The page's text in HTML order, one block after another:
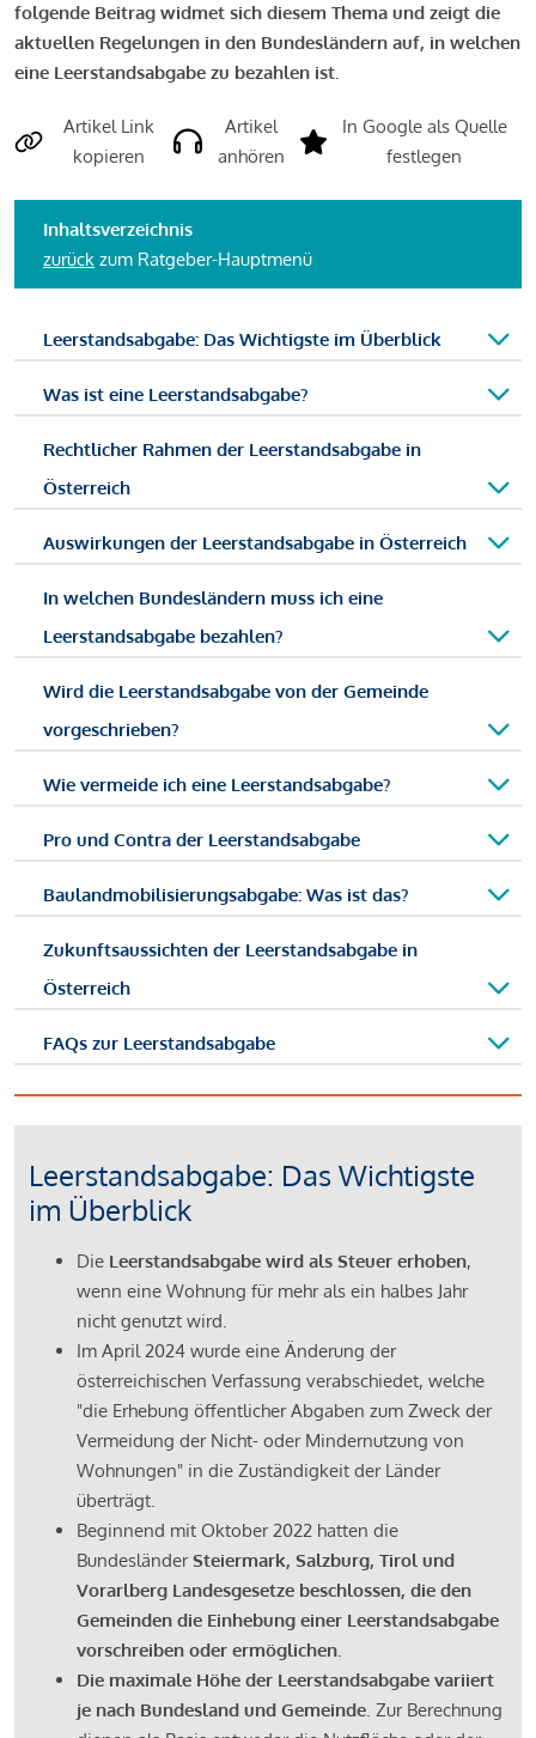
folgende Beitrag widmet sich diesem Thema und zeigt die
aktuellen Regelungen in den Bundesländern auf, in welchen
eine Leerstandsabgabe zu bezahlen ist.
Artikel Link
kopieren
Artikel
anhören
In Google als Quelle
festlegen
Inhaltsverzeichnis
zurück zum Ratgeber-Hauptmenü
Leerstandsabgabe: Das Wichtigste im Überblick
Was ist eine Leerstandsabgabe?
Rechtlicher Rahmen der Leerstandsabgabe in
Österreich
Auswirkungen der Leerstandsabgabe in Österreich
In welchen Bundesländern muss ich eine
Leerstandsabgabe bezahlen?
Wird die Leerstandsabgabe von der Gemeinde
vorgeschrieben?
Wie vermeide ich eine Leerstandsabgabe?
Pro und Contra der Leerstandsabgabe
Baulandmobilisierungsabgabe: Was ist das?
Zukunftsaussichten der Leerstandsabgabe in
Österreich
FAQs zur Leerstandsabgabe
Leerstandsabgabe: Das Wichtigste
im Überblick
Die Leerstandsabgabe wird als Steuer erhoben,
wenn eine Wohnung für mehr als ein halbes Jahr
nicht genutzt wird.
Im April 2024 wurde eine Änderung der
österreichischen Verfassung verabschiedet, welche
"die Erhebung öffentlicher Abgaben zum Zweck der
Vermeidung der Nicht- oder Mindernutzung von
Wohnungen" in die Zuständigkeit der Länder
überträgt.
Beginnend mit Oktober 2022 hatten die
BundesländerSteiermark, Salzburg, Tirol und
Vorarlberg Landesgesetze beschlossen, die den
Gemeinden die Einhebung einer Leerstandsabgabe
vorschreiben oder ermöglichen.
Die maximale Höhe der Leerstandsabgabe variiert
je nach Bundesland und Gemeinde. Zur Berechnung